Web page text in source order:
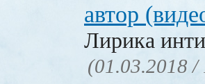
автор
Лирика
(01.03.2018 /